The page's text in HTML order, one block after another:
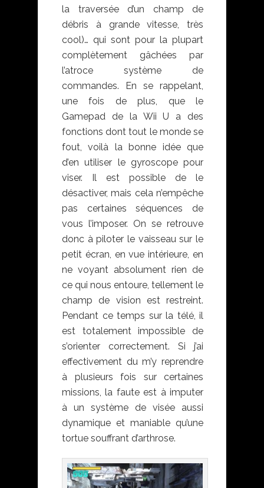
la traversée d’un champ de
débris à grande vitesse, très
cool)… qui sont pour la plupart
complètement gâchées par
l’atroce système de
commandes. En se rappelant,
une fois de plus, que le
Gamepad de la Wii U a des
fonctions dont tout le monde se
fout, voilà la bonne idée que
d’en utiliser le gyroscope pour
viser. Il est possible de le
désactiver, mais cela n’empêche
pas certaines séquences de
vous l’imposer. On se retrouve
donc à piloter le vaisseau sur le
petit écran, en vue intérieure, en
ne voyant absolument rien de
ce qui nous entoure, tellement le
champ de vision est restreint.
Pendant ce temps sur la télé, il
est totalement impossible de
s’orienter correctement. Si j’ai
effectivement du m’y reprendre
à plusieurs fois sur certaines
missions, la faute est à imputer
à un système de visée aussi
dynamique et maniable qu’une
tortue souffrant d’arthrose.